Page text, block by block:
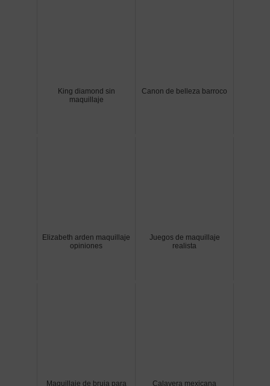
King diamond sin
maquillaje
Canon de belleza barroco
Elizabeth arden maquillaje
opiniones
Juegos de maquillaje
realista
Maquillaje de bruja para
Calavera mexicana